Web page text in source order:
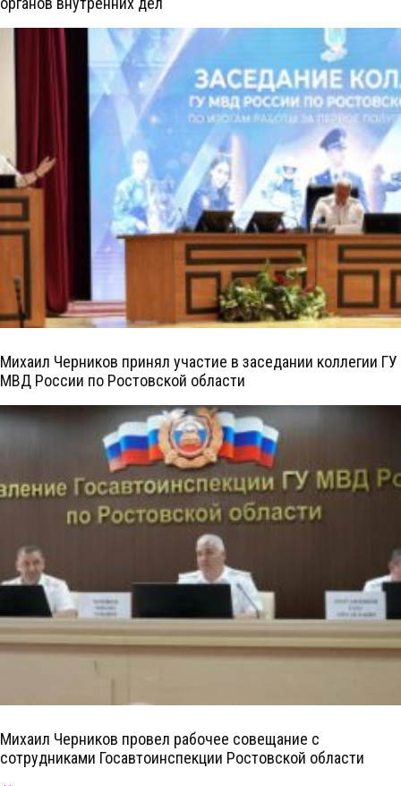
Михаил Черников принял участие в заседании коллегии ГУ
МВД России по Ростовской области
Михаил Черников провел рабочее совещание с
сотрудниками Госавтоинспекции Ростовской области